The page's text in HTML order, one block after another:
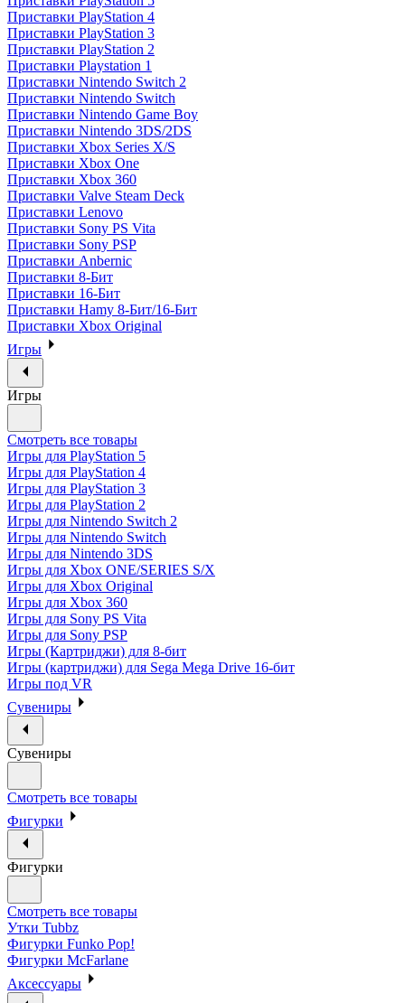
Приставки PlayStation 4
Приставки PlayStation 3
Приставки PlayStation 2
Приставки Playstation 1
Приставки Nintendo Switch 2
Приставки Nintendo Switch
Приставки Nintendo Game Boy
Приставки Nintendo 3DS/2DS
Приставки Xbox Series X/S
Приставки Xbox One
Приставки Xbox 360
Приставки Valve Steam Deck
Приставки Lenovo
Приставки Sony PS Vita
Приставки Sony PSP
Приставки Anbernic
Приставки 8-Бит
Приставки 16-Бит
Приставки Hamy 8-Бит/16-Бит
Приставки Xbox Original
Игры
Игры
Смотреть все товары
Игры для PlayStation 5
Игры для PlayStation 4
Игры для PlayStation 3
Игры для PlayStation 2
Игры для Nintendo Switch 2
Игры для Nintendo Switch
Игры для Nintendo 3DS
Игры для Xbox ONE/SERIES S/X
Игры для Xbox Original
Игры для Xbox 360
Игры для Sony PS Vita
Игры для Sony PSP
Игры (Картриджи) для 8-бит
Игры (картриджи) для Sega Mega Drive 16-бит
Игры под VR
Сувениры
Сувениры
Смотреть все товары
Фигурки
Фигурки
Смотреть все товары
Утки Tubbz
Фигурки Funko Pop!
Фигурки McFarlane
Аксессуары